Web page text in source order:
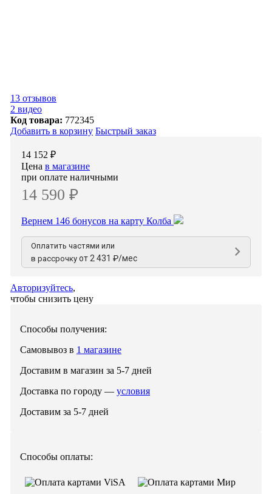
13 отзывов
2 видео
Код товара: 772345
Добавить в корзину Быстрый заказ
14 152 ₽
Цена в магазине
при оплате наличными
14 590 ₽
Вернем 146 бонусов на карту Колба
Оплатить частями или
в рассрочку от 2 431 ₽/мес
Авторизуйтесь,
чтобы снизить цену
Способы получения:
Самовывоз в 1 магазине
Доставим в магазин за 5-7 дней
Доставка по городу — условия
Доставим за 5-7 дней
Способы оплаты: